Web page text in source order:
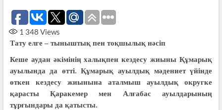
1 348 Views
Тату елге – тыныштық пен тоқшылық нәсіп
Кеше аудан әкімінің халықпен кездесу жиыны Құмарық
ауылында да өтті. Құмарық ауылдық мәдениет үйінде
өткен кездесу жиынына аталмыш ауылдық округке
қарасты Қаракемер мен Алғабас ауылдарының
тұрғындары да қатысты.